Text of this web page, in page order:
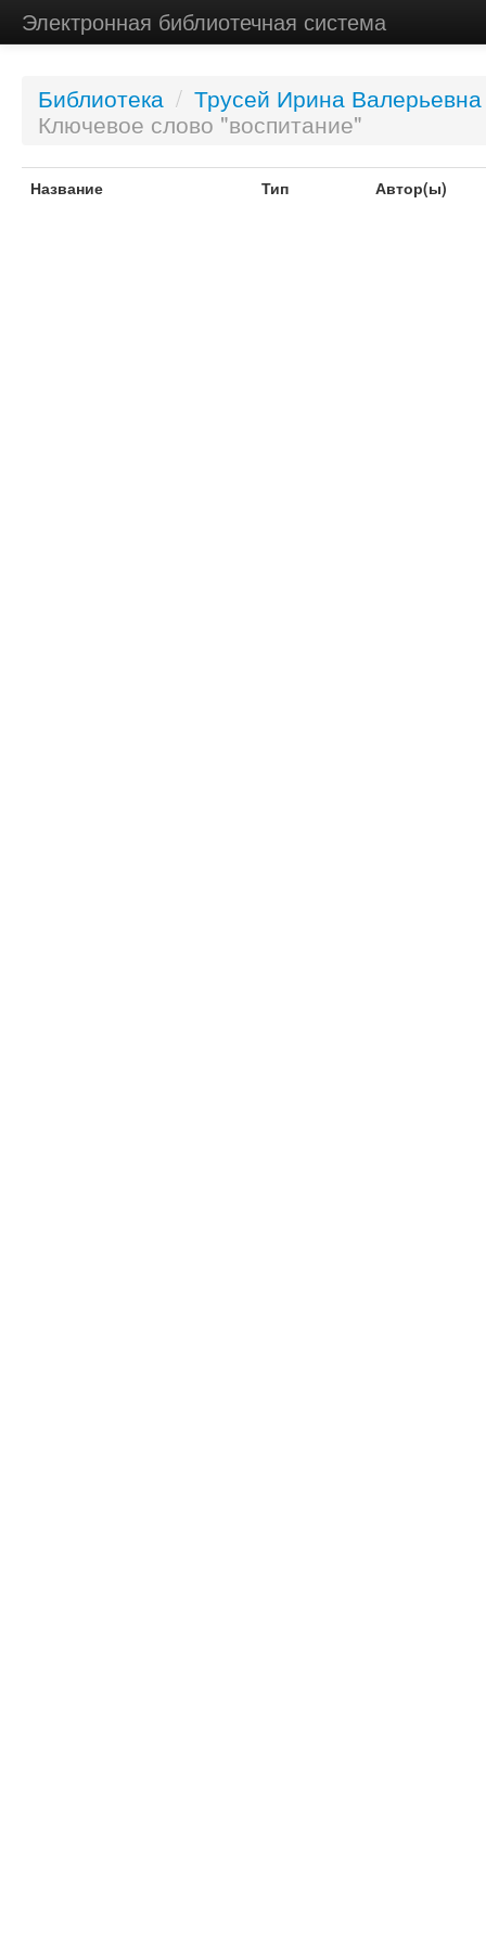
Электронная библиотечная система
Библиотека / Трусей Ирина Валерьевна
Ключевое слово "воспитание"
Название Тип Автор(ы)